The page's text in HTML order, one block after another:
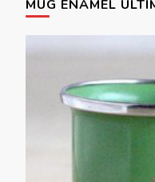
MUG ENAMEL